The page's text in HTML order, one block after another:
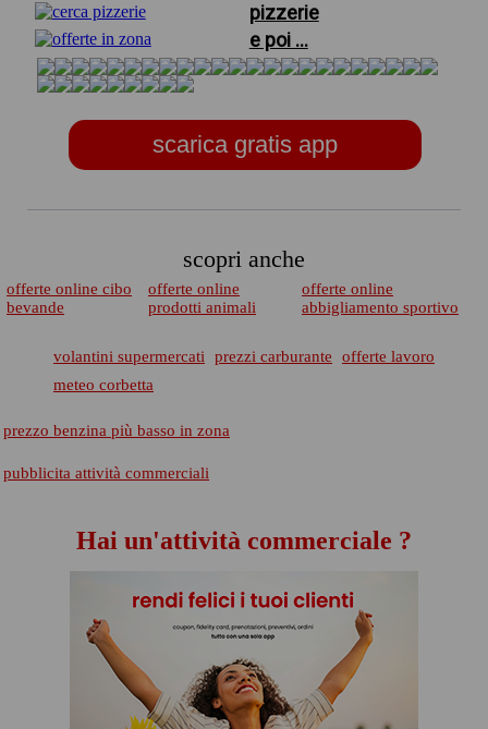
pizzerie
e poi ...
scarica gratis app
scopri anche
offerte online cibo
bevande
offerte online
prodotti animali
offerte online
abbigliamento sportivo
volantini supermercati prezzi carburante
offerte lavoro
meteo corbetta
prezzo benzina più basso in zona
pubblicita attività commerciali
Hai un'attività commerciale ?